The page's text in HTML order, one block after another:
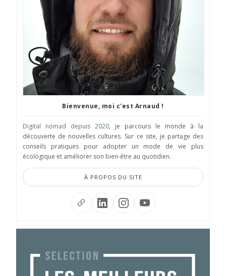
Bienvenue, moi c'est Arnaud !
Digital nomad depuis 2020, je parcours le monde à la
découverte de nouvelles cultures. Sur ce site, je partage des
conseils pratiques pour adopter un mode de vie plus
écologique et améliorer son bien-être au quotidien.
À PROPOS DU SITE